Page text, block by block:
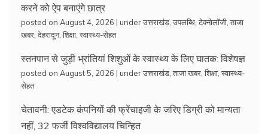
करने को ऐप बनाएंगे छात्र
posted on August 4, 2026 | underउत्तराखंड उपलब्धि टेक्नोलॉजी ताजा
खबर देहरादून, शिक्षा स्वास्थ्य-सेहत
स्तनपान से जुड़ी भ्रांतियां शिशुओं के स्वास्थ्य के लिए घातक: विशेषज्ञ
posted on August 5, 2026 | underउत्तराखंड ताजा खबर शिक्षा स्वास्थ्य-
सेहत
चेतावनी: एडटेक कंपनियों की फ्रेंचाइजी के जरिए डिग्री को मान्यता
नहीं, 32 फर्जी विश्वविद्यालय चिन्हित